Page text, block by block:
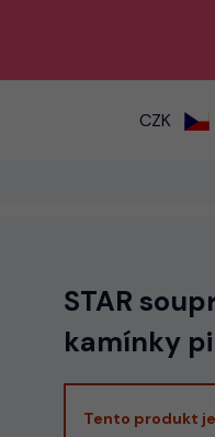
CZK
STAR
kamínky
Tento produkt